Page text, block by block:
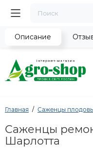
Главная Саженцы
Саженцы
Шарлотта
Описание